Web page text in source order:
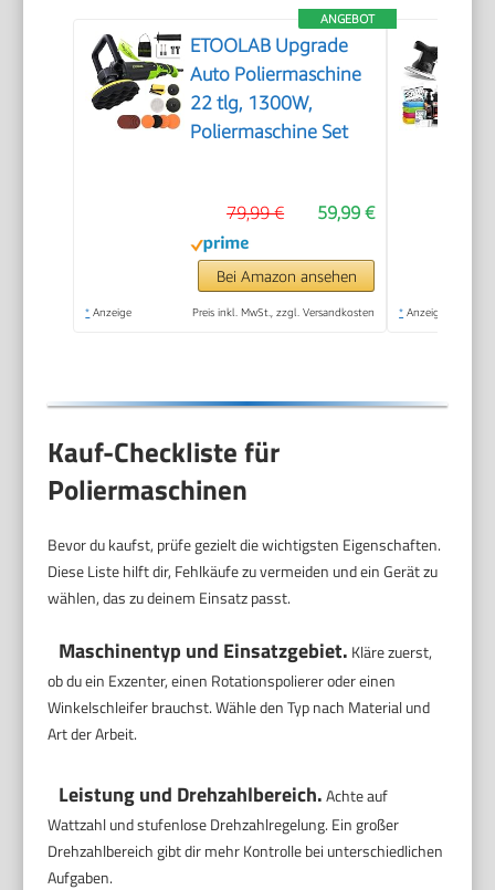
ANGEBOT
ETOOLAB Upgrade
Auto Poliermaschine
22 tlg, 1300W,
Poliermaschine Set
59,99 €
79,99 €
Bei Amazon ansehen
* Anzeige Preis inkl. MwSt., zzgl. Versandkosten * Anzeige
Kauf-Checkliste für
Poliermaschinen
Bevor du kaufst, prüfe gezielt die wichtigsten Eigenschaften.
Diese Liste hilft dir, Fehlkäufe zu vermeiden und ein Gerät zu
wählen, das zu deinem Einsatz passt.
Maschinentyp und Einsatzgebiet. Kläre zuerst,
ob du ein Exzenter, einen Rotationspolierer oder einen
Winkelschleifer brauchst. Wähle den Typ nach Material und
Art der Arbeit.
Leistung und Drehzahlbereich.Achte auf
Wattzahl und stufenlose Drehzahlregelung. Ein großer
Drehzahlbereich gibt dir mehr Kontrolle bei unterschiedlichen
Aufgaben.